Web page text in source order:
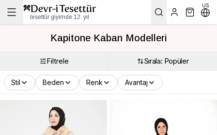
tesettür giyimde 12. yıl
US
Kapitone Kaban Modelleri
Filtrele Sırala: Popüler
Stil Beden Renk Avantaj